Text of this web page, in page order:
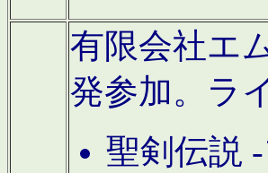
有限会社エ
発参加。ラ
聖剣伝説